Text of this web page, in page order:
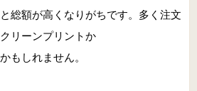
総額が高くなりがちです。多く注文
リーンプリントか
もしれません。